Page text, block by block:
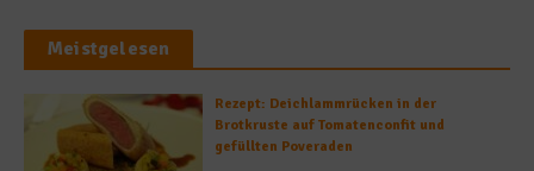
Meistgelesen
Rezept: Deichlammrücken in der
Brotkruste auf Tomatenconfit und
gefüllten Poveraden